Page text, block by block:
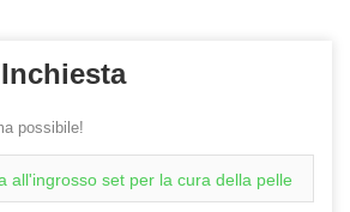
possibile!
all'ingrosso set per la cura della pelle